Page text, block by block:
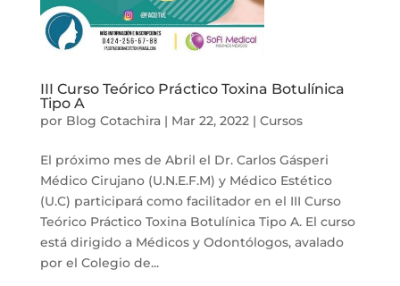
III Curso Teórico Práctico Toxina Botulínica
Tipo A
por Blog Cotachira| Mar 22, 2022| Cursos
El próximo mes de Abril el Dr. Carlos Gásperi
Médico Cirujano (U.N.E.F.M) y Médico Estético
(U.C) participará como facilitador en el III Curso
Teórico Práctico Toxina Botulínica Tipo A. El curso
está dirigido a Médicos y Odontólogos, avalado
por el Colegio de...